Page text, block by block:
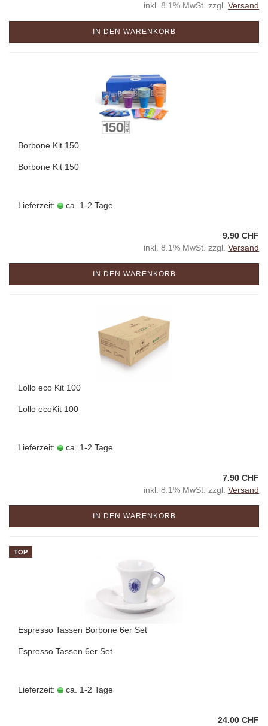
inkl. 8.1% MwSt. zzgl. Versand
IN DEN WARENKORB
Borbone Kit 150
Borbone Kit 150
Lieferzeit: ca. 1-2 Tage
9.90 CHF
inkl. 8.1% MwSt. zzgl. Versand
IN DEN WARENKORB
Lollo eco Kit 100
Lollo ecoKit 100
Lieferzeit: ca. 1-2 Tage
7.90 CHF
inkl. 8.1% MwSt. zzgl. Versand
IN DEN WARENKORB
TOP
Espresso Tassen Borbone 6er Set
Espresso Tassen 6er Set
Lieferzeit: ca. 1-2 Tage
24.00 CHF